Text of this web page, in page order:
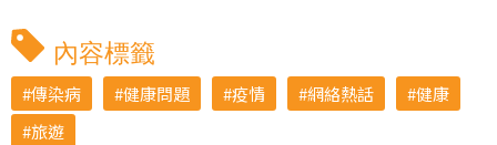
內容標籤
傳染病 健康問題 疫情 網絡熱話
健康
旅遊